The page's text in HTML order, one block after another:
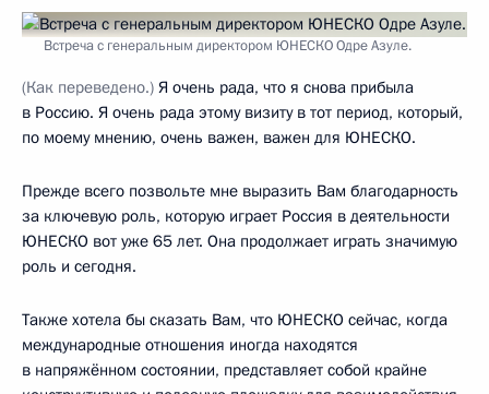
Встреча с генеральным директором ЮНЕСКО Одре Азуле.
(Как переведено.) Я очень рада, что я снова прибыла
в Россию. Я очень рада этому визиту в тот период, который,
по моему мнению, очень важен, важен для ЮНЕСКО.
Прежде всего позвольте мне выразить Вам благодарность
за ключевую роль, которую играет Россия в деятельности
ЮНЕСКО вот уже 65 лет. Она продолжает играть значимую
роль и сегодня.
Также хотела бы сказать Вам, что ЮНЕСКО сейчас, когда
международные отношения иногда находятся
в напряжённом состоянии, представляет собой крайне